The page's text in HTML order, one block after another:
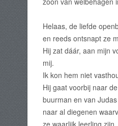
Helaas, de liefde
en reeds ontsnapt ze
Hij zat dáár, aan mijn
mij.
Ik kon hem niet
Hij gaat voorbij naar
buurman en van
naar al diegenen